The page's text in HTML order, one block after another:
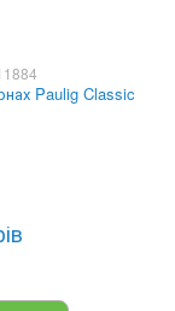
Paulig Classic